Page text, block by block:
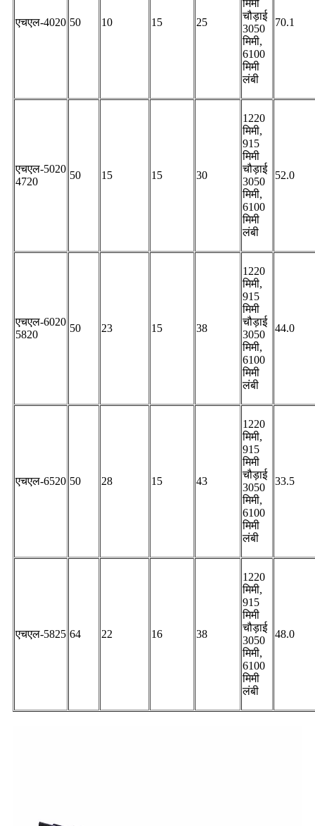
एचएल-4020 50 10 15 25
मिमी
चौड़ाई
3050
मिमी,
6100
मिमी
लंबी
70.1
एचएल-5020
4720
50 15 15 30
1220
मिमी,
915
मिमी
चौड़ाई
3050
मिमी,
6100
मिमी
लंबी
52.0
एचएल-6020
5820
50 23 15 38
1220
मिमी,
915
मिमी
चौड़ाई
3050
मिमी,
6100
मिमी
लंबी
44.0
एचएल-6520 50 28 15 43
1220
मिमी,
915
मिमी
चौड़ाई
3050
मिमी,
6100
मिमी
लंबी
33.5
एचएल-5825 64 22 16 38
1220
मिमी,
915
मिमी
चौड़ाई
3050
मिमी,
6100
मिमी
लंबी
48.0